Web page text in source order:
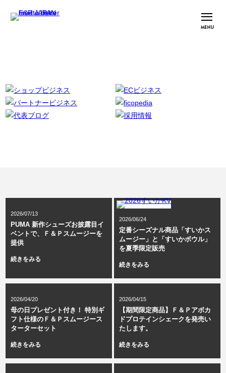
MENU
2026/07/13
PUMA 新作シューズお披露目イ
ベントで、Ｆ＆Ｐスムージーを
提供
続きをみる
2026/06/24
定番シーズナル商品「すいかス
ムージー」と「すいかボウル」
を夏季限定販売
続きをみる
2026/04/20
母の日プレゼント付き！ 特別ギ
フト仕様のＦ＆Ｐスムージース
ターターセット
続きをみる
2026/04/15
【期間限定商品】Ｆ＆Ｐアボカ
ドプロテインシェークを発売い
たします。
続きをみる